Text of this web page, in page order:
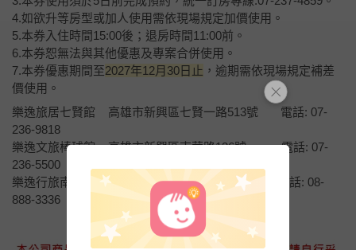
4.如欲升等房型或加人使用需依現場規定加價使用。
5.本券入住時間15:00後；退房時間11:00前。
6.本券恕無法與其他優惠及專案合併使用。
7.本券優惠期間至2027年12月30日止 ，逾期需依現場規定補差
價使用。
樂逸旅居七賢館 高雄市新興區七賢一路513號 電話: 07-
236-9818
樂逸文旅棒球館 高雄市新興區南華路136號 電話: 07-
236-5500
樂逸行旅南灣館 屏東縣恆春鎮南灣路126巷3號 電話: 08-
888-3336